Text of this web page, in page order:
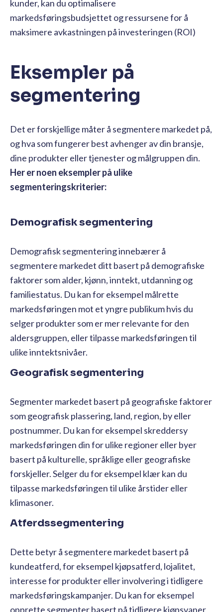
kunder, kan du optimalisere
markedsføringsbudsjettet og ressursene for å
maksimere avkastningen på investeringen (ROI)
Eksempler på
segmentering
Det er forskjellige måter å segmentere markedet på,
og hva som fungerer best avhenger av din bransje,
dine produkter eller tjenester og målgruppen din.
Her er noen eksempler på ulike
segmenteringskriterier:
Demografisk segmentering
Demografisk segmentering innebærer å
segmentere markedet ditt basert på demografiske
faktorer som alder, kjønn, inntekt, utdanning og
familiestatus. Du kan for eksempel målrette
markedsføringen mot et yngre publikum hvis du
selger produkter som er mer relevante for den
aldersgruppen, eller tilpasse markedsføringen til
ulike inntektsnivåer.
Geografisk segmentering
Segmenter markedet basert på geografiske faktorer
som geografisk plassering, land, region, by eller
postnummer. Du kan for eksempel skreddersy
markedsføringen din for ulike regioner eller byer
basert på kulturelle, språklige eller geografiske
forskjeller. Selger du for eksempel klær kan du
tilpasse markedsføringen til ulike årstider eller
klimasoner.
Atferdssegmentering
Dette betyr å segmentere markedet basert på
kundeatferd, for eksempel kjøpsatferd, lojalitet,
interesse for produkter eller involvering i tidligere
markedsføringskampanjer. Du kan for eksempel
opprette segmenter basert på tidligere kjøpsvaner,